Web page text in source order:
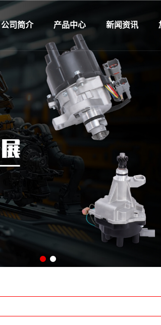
公司简介
企业介绍
企业宣传
企业文化
发展历程
企业荣誉
认证体系
旗下品牌
雷硕子公司
产品中心
HCS-克莱斯勒
HDW-大宇
HFT-菲亚特
HFD-福特
HGM-通用
HHD-本田
HLD-拉达
HMZ-马自达
HNS-尼桑
HPT-标志
HTY-丰田
新闻资讯
企业新闻
行业资讯